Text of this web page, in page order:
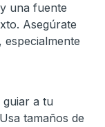
una fuente
Asegúrate
guiar a tu
tamaños de